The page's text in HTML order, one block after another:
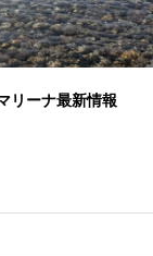
ーナ最新情報